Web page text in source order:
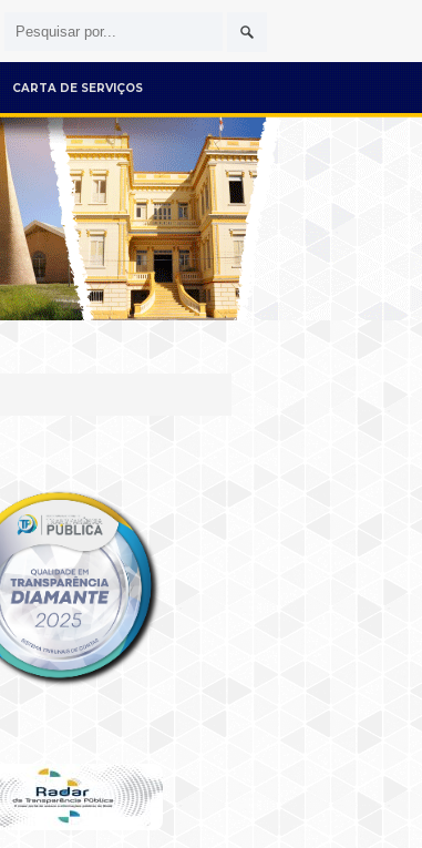
CARTA DE SERVIÇOS